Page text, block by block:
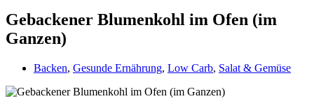
Gebackener Blumenkohl im Ofen (im
Ganzen)
Backen, Gesunde Ernährung, Low Carb, Salat & Gemüse